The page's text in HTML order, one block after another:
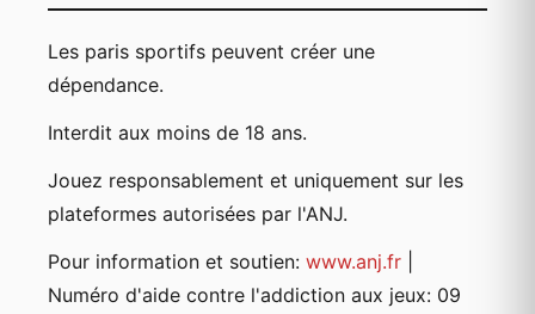
Les paris sportifs peuvent créer une
dépendance.
Interdit aux moins de 18 ans.
Jouez responsablement et uniquement sur les
plateformes autorisées par l'ANJ.
Pour information et soutien: www.anj.fr
Numéro d'aide contre l'addiction aux jeux: 09